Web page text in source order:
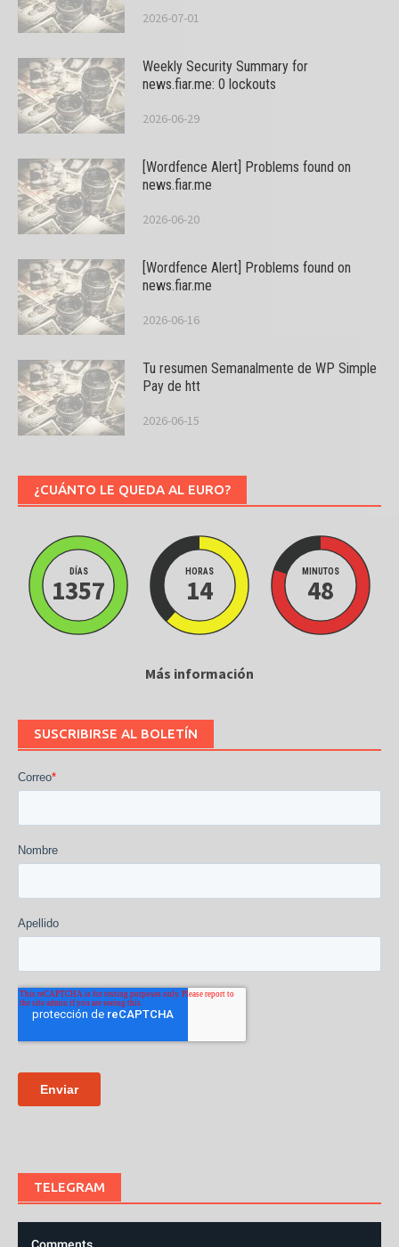
2026-07-01
Weekly Security Summary for
news.fiar.me: 0 lockouts
2026-06-29
[Wordfence Alert] Problems found on
news.fiar.me
2026-06-20
[Wordfence Alert] Problems found on
news.fiar.me
2026-06-16
Tu resumen Semanalmente de WP Simple
Pay de htt
2026-06-15
¿CUÁNTO LE QUEDA AL EURO?
DÍAS
1357
HORAS
14
MINUTOS
48
Más información
SUSCRIBIRSE AL BOLETÍN
TELEGRAM